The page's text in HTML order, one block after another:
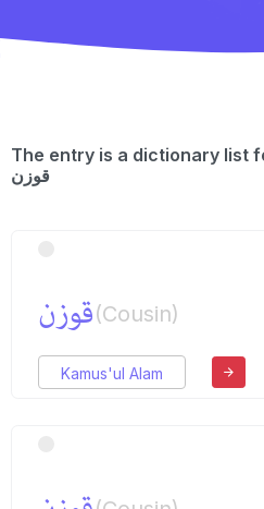
The entry is a dictionary list
قوزن
قوزن(Cousin)
Kamus'ul Alam